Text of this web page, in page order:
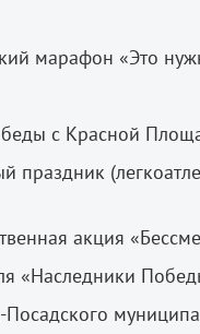
марафон «Это
с Красной
акция
«Наследники